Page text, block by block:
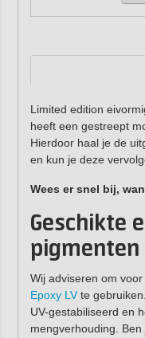
Limited edition
heeft een gestreept
Hierdoor haal je de
en kun je deze
Wees er snel bij,
Geschikte
pigmenten
Wij adviseren om
Epoxy LVte
UV-gestabiliseerd en
mengverhouding.